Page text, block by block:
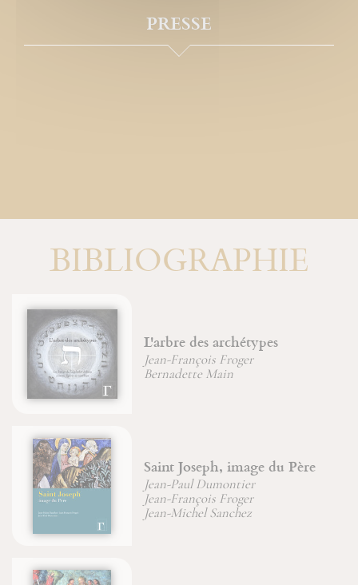
PRESSE
BIBLIOGRAPHIE
des archétypes
Froger
Main
image du Père
Dumontier
Froger
Sanchez
Six